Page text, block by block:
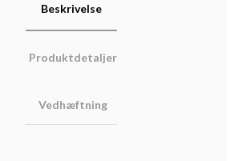
Beskrivelse
Produktdetaljer
Vedhæftning